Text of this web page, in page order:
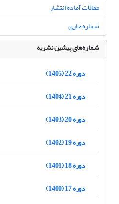
مقالات آماده انتشار
شماره جاری
شماره‌های پیشین نشریه
دوره 22 (1405)
دوره 21 (1404)
دوره 20 (1403)
دوره 19 (1402)
دوره 18 (1401)
دوره 17 (1400)